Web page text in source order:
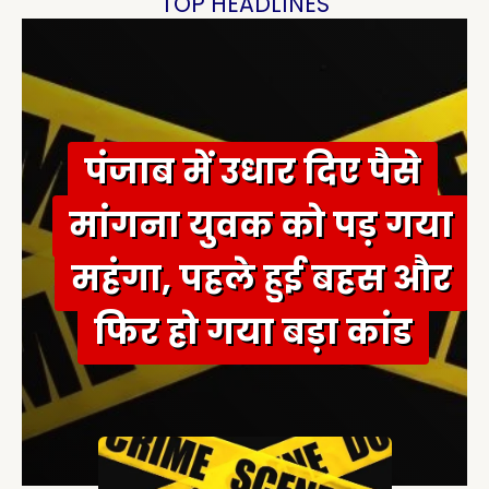
r
:
पंजाब में उधार दिए पैसे
मांगना युवक को पड़ गया
महंगा, पहले हुई बहस और
फिर हो गया बड़ा कांड